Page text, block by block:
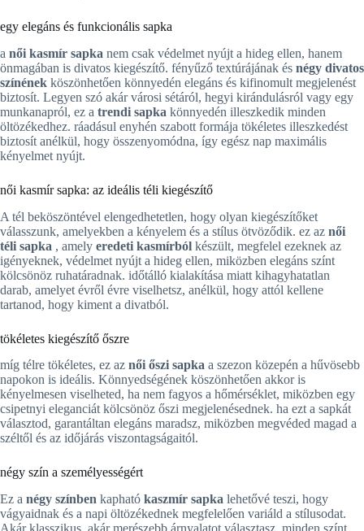
egy elegáns és funkcionális sapka
a női kasmír sapka nem csak védelmet nyújt a hideg ellen, hanem
önmagában is divatos kiegészítő. fényűző textúrájának és négy divatos
színének köszönhetően könnyedén elegáns és kifinomult megjelenést
biztosít. Legyen szó akár városi sétáról, hegyi kirándulásról vagy egy
munkanapról, ez a trendi sapka könnyedén illeszkedik minden
öltözékedhez. ráadásul enyhén szabott formája tökéletes illeszkedést
biztosít anélkül, hogy összenyomódna, így egész nap maximális
kényelmet nyújt.
női kasmír sapka: az ideális téli kiegészítő
A tél beköszöntével elengedhetetlen, hogy olyan kiegészítőket
válasszunk, amelyekben a kényelem és a stílus ötvöződik. ez az női
téli sapka , amely eredeti kasmírból készült, megfelel ezeknek az
igényeknek, védelmet nyújt a hideg ellen, miközben elegáns színt
kölcsönöz ruhatáradnak. időtálló kialakítása miatt kihagyhatatlan
darab, amelyet évről évre viselhetsz, anélkül, hogy attól kellene
tartanod, hogy kiment a divatból.
tökéletes kiegészítő őszre
míg télre tökéletes, ez az női őszi sapka a szezon közepén a hűvösebb
napokon is ideális. Könnyedségének köszönhetően akkor is
kényelmesen viselheted, ha nem fagyos a hőmérséklet, miközben egy
csipetnyi eleganciát kölcsönöz őszi megjelenésednek. ha ezt a sapkát
választod, garantáltan elegáns maradsz, miközben megvéded magad a
széltől és az időjárás viszontagságaitól.
négy szín a személyességért
Ez a négy színben kapható kaszmír sapka lehetővé teszi, hogy
vágyaidnak és a napi öltözékednek megfelelően variáld a stílusodat.